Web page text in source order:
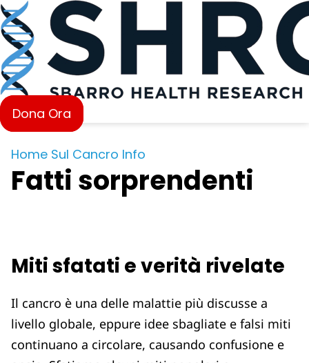
Dona Ora
Home Sul Cancro Info
Fatti sorprendenti
Miti sfatati e verità rivelate
Il cancro è una delle malattie più discusse a
livello globale, eppure idee sbagliate e falsi miti
continuano a circolare, causando confusione e